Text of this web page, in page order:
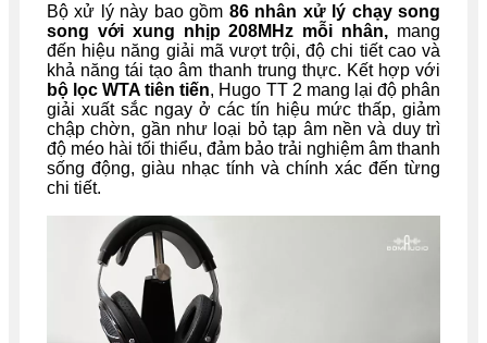
Bộ xử lý này bao gồm 86 nhân xử lý chạy song
song với xung nhịp 208MHz mỗi nhân, mang
đến hiệu năng giải mã vượt trội, độ chi tiết cao và
khả năng tái tạo âm thanh trung thực. Kết hợp với
bộ lọc WTA tiên tiến, Hugo TT 2 mang lại độ phân
giải xuất sắc ngay ở các tín hiệu mức thấp, giảm
chập chờn, gần như loại bỏ tạp âm nền và duy trì
độ méo hài tối thiểu, đảm bảo trải nghiệm âm thanh
sống động, giàu nhạc tính và chính xác đến từng
chi tiết.